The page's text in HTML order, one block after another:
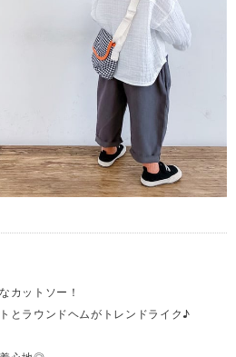
カットソー！
とラウンドヘムがトレンドライク♪